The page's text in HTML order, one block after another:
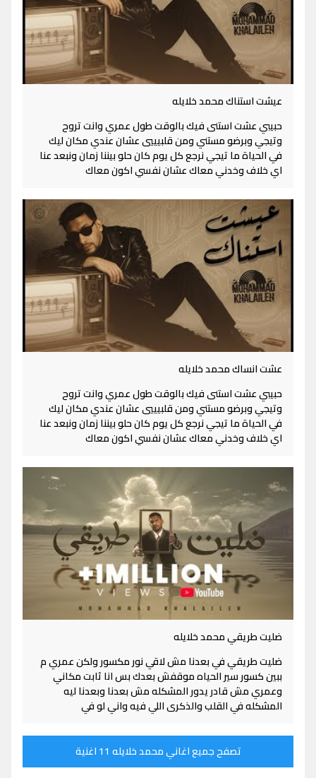
عيشت استناك محمد خلايله
حبيبي عشت استنى فيك بالوقت طول عمري وانت تروح
وتيجي وبرضو مستني ومن قلبيييي عشان عندي مكان ليك
في الحياة ما تيجي نرجع كل يوم كان حلو بيننا زمان ونبعد عنا
اي خلاف وخدني معاك عشان نفسي اكون معاك
عشت انساك محمد خلايله
حبيبي عشت استنى فيك بالوقت طول عمري وانت تروح
وتيجي وبرضو مستني ومن قلبيييي عشان عندي مكان ليك
في الحياة ما تيجي نرجع كل يوم كان حلو بيننا زمان ونبعد عنا
اي خلاف وخدني معاك عشان نفسي اكون معاك
ضليت طريقي محمد خلايله
ضليت طريقي في بعدنا مش لاقي نور مكسور ولكن عمري م
ببين كسور سير الحياه موقفش بعدك بس انا ثابت مكاني
وعمري مش قادر يدور المشكله مش بعدنا وبعدنا ليه
المشكله في القلب والذكرى اللي فيه واني لو في
تصفح جميع اغاني محمد خلايله 11 اغنية